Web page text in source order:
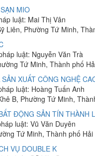
MIO
luật: Mai Thị Vân
Liên, Phường Tứ Minh,
luật: Nguyễn Văn Trà
Tứ Minh, Thành phố
XUẤT CÔNG NGHỆ
luật: Hoàng Tuấn Anh
B, Phường Tứ Minh,
ĐỘNG SẢN TÍN THÀNH
luật: Vũ Văn Duyên
Tứ Minh, Thành phố
VỤ DOUBLE K